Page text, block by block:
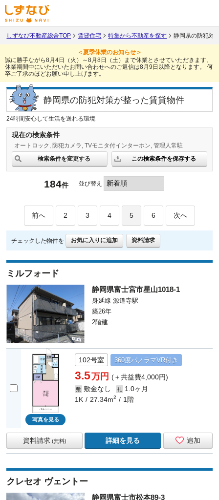
しずなび不動産総合TOP 賃貸住宅 特集から不動産を探す 静岡県の防犯対
＜夏季休業のお知らせ＞
誠に勝手ながら8月4日（火）～8月8日（土）まで休業とさせていただきます。
休業期間中にいただいたお問い合わせへのご返信は8月9日以降となります。
何
卒ご了承のほどお願い申し上げます。
静岡県の防犯対策が整った賃貸物件
24時間安心して生活を送れる環境
現在の検索条件
オートロック 防犯カメラ TVモニタ付インターホン 管理人常駐
検索条件を変更する
この検索条件を保存する
184件 並び替え
前へ 2 3 4 5 6 次へ
チェックした物件を お気に入りに追加 資料請求
ミルフォード
静岡県富士宮市星山1018-1
身延線 源道寺駅
築26年
2階建
写真を見る
102号室 360度パノラマVR付き
3.5万円(＋共益費4,000円)
敷 敷金なし 礼 1.0ヶ月
1K
27.34m2 1階
追加
資料請求 (無料) 詳細を見る
クレセオ ヴェントー
静岡県富士市松本89-3